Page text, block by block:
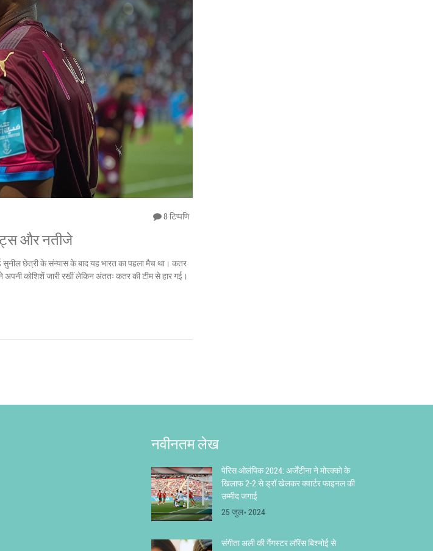
8 टिप्पणि
और नतीजे
छेत्री के संन्यास के बाद यह भारत का पहला मैच था। कतर
कोशिशें जारी रखीं लेकिन अंततः कतर की टीम से हार गई।
नवीनतम लेख
पेरिस ओलंपिक 2024: अर्जेंटीना ने मोरक्को के
खिलाफ 2-2 से ड्रॉ खेलकर क्वार्टर फाइनल की
उम्मीद जगाई
25 जुल॰ 2024
संगीता अली की गैंगस्टर लॉरेंस बिश्नोई से